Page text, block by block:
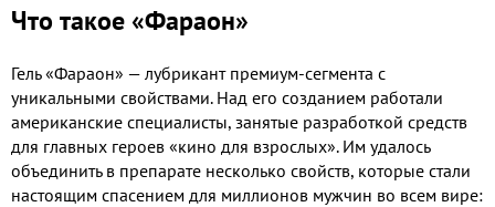
Что такое «Фараон»
Гель «Фараон» — лубрикант премиум-сегмента с
уникальными свойствами. Над его созданием работали
американские специалисты, занятые разработкой средств
для главных героев «кино для взрослых». Им удалось
объединить в препарате несколько свойств, которые стали
настоящим спасением для миллионов мужчин во всем вире: